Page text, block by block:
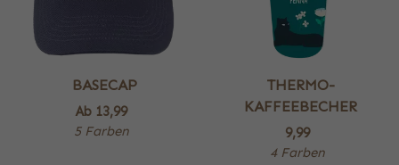
BASECAP
Ab 13,99
5 Farben
THERMO-
KAFFEEBECHER
9,99
4 Farben